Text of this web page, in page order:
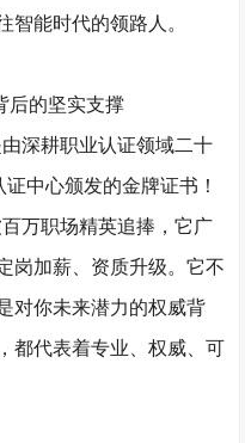
智能时代的领路人。
后的坚实支撑
深耕职业认证领域二十
证中心颁发的金牌证书 ！
万职场精英追捧，它广
岗加薪、资质升级。它不
对你未来潜力的权威背
都代表着专业、权威、可